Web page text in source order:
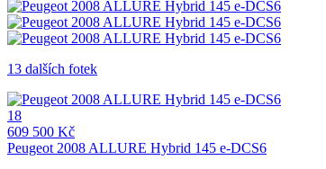
13 dalších fotek
18
609 500 Kč
Peugeot 2008 ALLURE Hybrid 145 e-DCS6